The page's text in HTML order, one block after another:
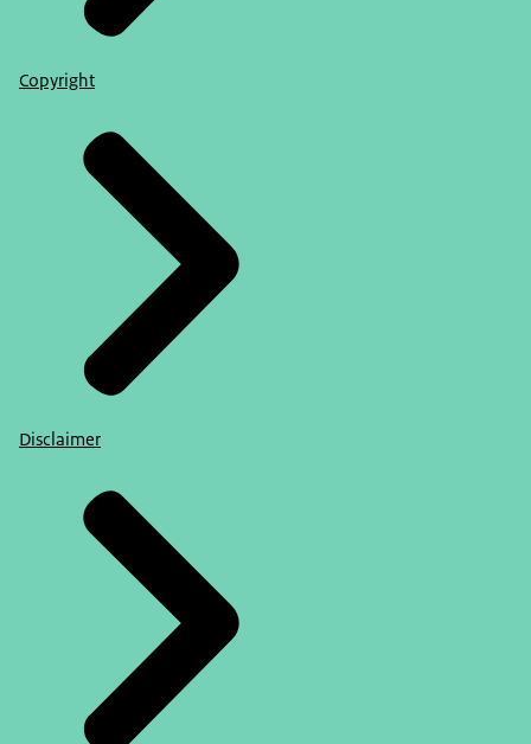
Copyright
Disclaimer